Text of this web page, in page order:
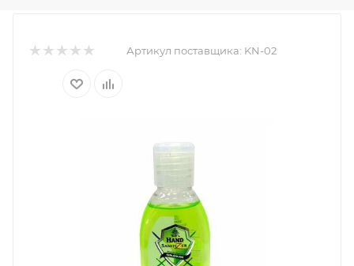
Артикул поставщика: KN-02